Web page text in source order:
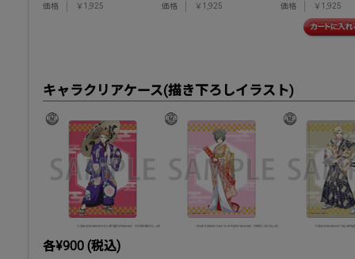
価格
￥1,925
価格
￥1,925
価格
￥1,925
キャラクリアケース(描き下ろしイラスト)
各¥900 (税込)